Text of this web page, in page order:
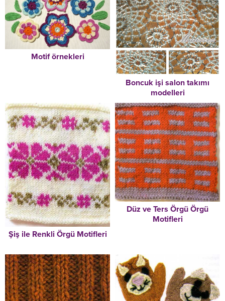
Motif örnekleri
Boncuk işi salon takımı
modelleri
Şiş ile Renkli Örgü Motifleri
Düz ve Ters Örgü Örgü
Motifleri